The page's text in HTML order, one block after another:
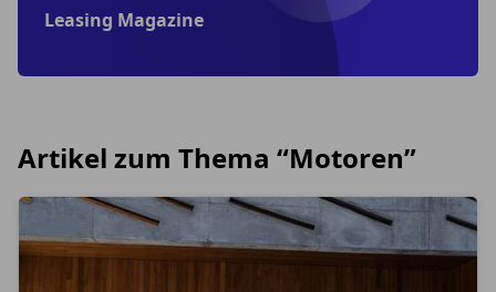
Leasing Magazine
Artikel zum Thema “Motoren”